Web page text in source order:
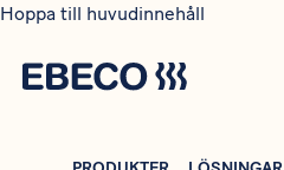
Hoppa till huvudinnehåll